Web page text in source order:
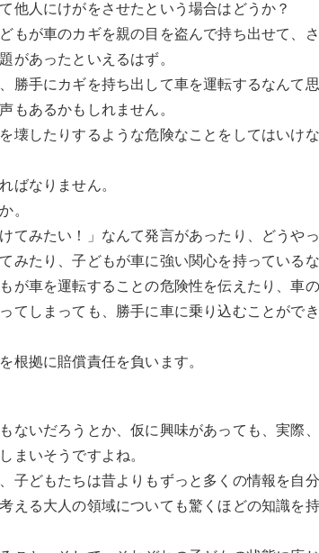
他人にけがをさせたという場合はどうか？
もが車のカギを親の目を盗んで持ち出せて、
があったといえるはず。
勝手にカギを持ち出して車を運転するなんて
もあるかもしれません。
壊したりするような危険なことをしてはいけ
ばなりません。
。
てみたい！」なんて発言があったり、どうや
みたり、子どもが車に強い関心を持っている
が車を運転することの危険性を伝えたり、車
てしまっても、勝手に車に乗り込むことがで
根拠に賠償責任を負います。
ないだろうとか、仮に興味があっても、実際
まいそうですよね。
子どもたちは昔よりもずっと多くの情報を自
える大人の領域についても驚くほどの知識を